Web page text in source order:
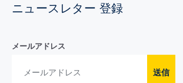
ニュースレター 登録
メールアドレス
送信